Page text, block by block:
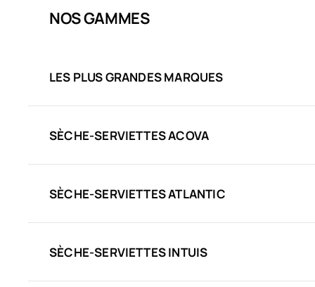
NOS GAMMES
LES PLUS GRANDES MARQUES
SÈCHE-SERVIETTES ACOVA
SÈCHE-SERVIETTES ATLANTIC
SÈCHE-SERVIETTES INTUIS